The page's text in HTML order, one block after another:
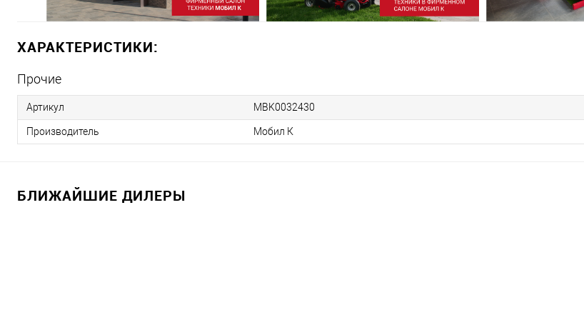
ХАРАКТЕРИСТИКИ:
Прочие
Артикул MBK0032430
Производитель Мобил К
БЛИЖАЙШИЕ ДИЛЕРЫ